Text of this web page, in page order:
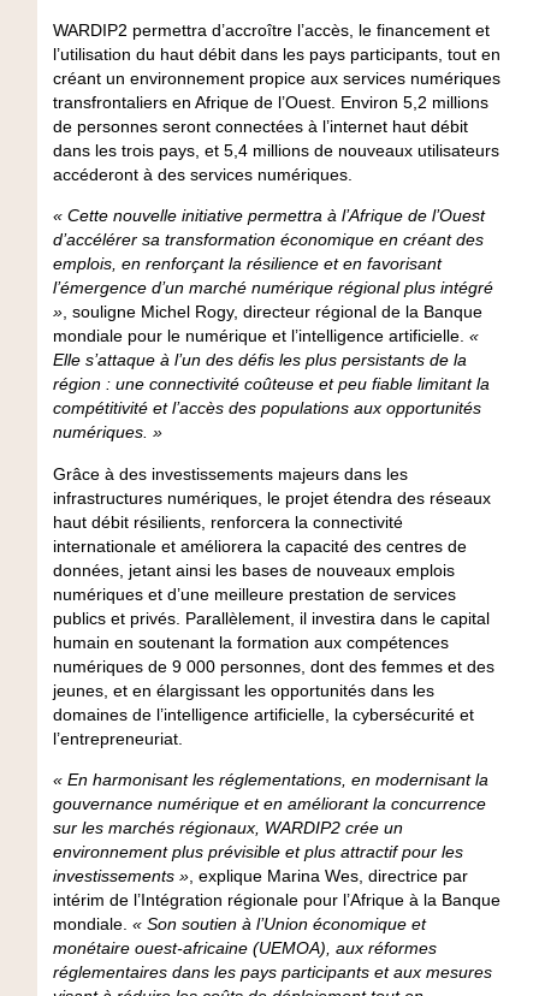
WARDIP2 permettra d’accroître l’accès, le financement et
l’utilisation du haut débit dans les pays participants, tout en
créant un environnement propice aux services numériques
transfrontaliers en Afrique de l’Ouest. Environ 5,2 millions
de personnes seront connectées à l’internet haut débit
dans les trois pays, et 5,4 millions de nouveaux utilisateurs
accéderont à des services numériques.
« Cette nouvelle initiative permettra à l’Afrique de l’Ouest
d’accélérer sa transformation économique en créant des
emplois, en renforçant la résilience et en favorisant
l’émergence d’un marché numérique régional plus intégré
», souligne Michel Rogy, directeur régional de la Banque
mondiale pour le numérique et l’intelligence artificielle. «
Elle s’attaque à l’un des défis les plus persistants de la
région : une connectivité coûteuse et peu fiable limitant la
compétitivité et l’accès des populations aux opportunités
numériques. »
Grâce à des investissements majeurs dans les
infrastructures numériques, le projet étendra des réseaux
haut débit résilients, renforcera la connectivité
internationale et améliorera la capacité des centres de
données, jetant ainsi les bases de nouveaux emplois
numériques et d’une meilleure prestation de services
publics et privés. Parallèlement, il investira dans le capital
humain en soutenant la formation aux compétences
numériques de 9 000 personnes, dont des femmes et des
jeunes, et en élargissant les opportunités dans les
domaines de l’intelligence artificielle, la cybersécurité et
l’entrepreneuriat.
« En harmonisant les réglementations, en modernisant la
gouvernance numérique et en améliorant la concurrence
sur les marchés régionaux, WARDIP2 crée un
environnement plus prévisible et plus attractif pour les
investissements », explique Marina Wes, directrice par
intérim de l’Intégration régionale pour l’Afrique à la Banque
mondiale. « Son soutien à l’Union économique et
monétaire ouest-africaine (UEMOA), aux réformes
réglementaires dans les pays participants et aux mesures